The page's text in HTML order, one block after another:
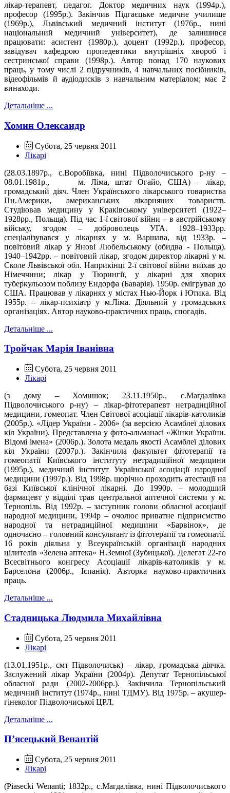
лікар-терапевт, педагог. Доктор медичних наук (1994р.),
професор (1995р.). Закінчив Підгаєцьке медичне училище
(1969р.), Львівський медичний інститут (1976р., нині
національний медичний університет), де залишився
працювати: асистент (1980р.), доцент (1992р.), професор,
завідувач кафедрою пропедевтики внутрішніх хвороб і
сестринської справи (1998р.). Автор понад 170 наукових
праць, у тому числі 2 підручників, 4 навчальних посібників,
відеофільмів й аудіодисків з навчальним матеріалом; має 2
винаходи.
Детальніше ...
Хомин Олександр
Субота, 25 червня 2011
Лікарі
(28.03.1897р., с.Воробіївка, нині Підволочиського р-ну –
08.01.1981р.,
м. Ліма, штат Огайо, США) – лікар,
громадський діяч.Член Українського лікарського товариства
Пн.Америки, американських лікарняних товариств.
Студіював медицину у Краківському університеті (1922–
1928рр., Польща). Під час 1-ї світової війни – в австрійському
війську, згодом – доброволець УГА. 1928–1933рр.
спеціалізувався у лікарнях у м. Варшава, від 1933р. –
повітовий лікар у Янові Любельському (обидва - Польща).
1940–1942рр. – повітовий лікар, згодом директор лікарні у м.
Сколе Львівської обл. Наприкінці 2-ї світової війни виїхав до
Німеччини; лікар у Тюрингії, у лікарні для хворих
туберкульозом поблизу Ендорфа (Баварія). 1950р. емігрував до
США. Працював у лікарнях у містах Нью-Йорк і Ютика. Від
1955р. – лікар-психіатр у м.Ліма. Діяльний у громадських
організаціях. Автор науково-практичних праць, спогадів.
Детальніше ...
Тройчак Марія Іванівна
Субота, 25 червня 2011
Лікарі
(з дому – Хомишок; 23.11.1950р., с.Магдалівка
Підволочиського р-ну) – лікар-фітотерапевт нетрадиційної
медицини, гомеопат. Член Світової асоціації лікарів-католиків
(2005р.). «Лідер України - 2006» (за версією Асамблеї ділових
кіл України). Представлена у фото-альманасі «Жінки України.
Відомі імена» (2006р.). Золота медаль якості Асамблеї ділових
кіл України (2007р.). Закінчила факультет фітотерапії та
гомеопатії Київського інституту нетрадиційної медицини
(1995р.), медичний інститут Української асоціації народної
медицини (1997р.). Від 1998р. щорічно проходить атестації на
базі Київської клінічної лікарні. До 1990р. – молодший
фармацевт у відділі трав центральної аптечної системи у м.
Тернопіль. Від 1992р. – заступник голови обласної асоціації
народної медицини, 1994р – очолює приватне підприємство
народної та нетрадиційної медицини «Барвінок», де
одночасно – головний консультант із фітотерапії та гомеопатії.
16 років діяльна у Всеукраїнській організації народних
цілителів «Зелена аптека» Н.Земної (Зубицької). Делегат 22-го
Всесвітнього конгресу Асоціації лікарів-католиків у м.
Барселона (2006р., Іспанія). Авторка науково-практичних
праць.
Детальніше ...
Стадницька Людмила Михайлівна
Субота, 25 червня 2011
Лікарі
(13.01.1951р., смт Підволочиськ) – лікар, громадська діячка.
Заслужений лікар України (2004р). Депутат Тернопільської
обласної ради (2002-2006рр.). Закінчила Тернопільський
медичний інститут (1974р., нині ТДМУ). Від 1975р. – акушер-
гінеколог Підволочиської ЦРЛ.
Детальніше ...
П’ясецький Венантій
Субота, 25 червня 2011
Лікарі
(Piasecki Wenanti; 1832р., с.Магдалівка, нині Підволочиського